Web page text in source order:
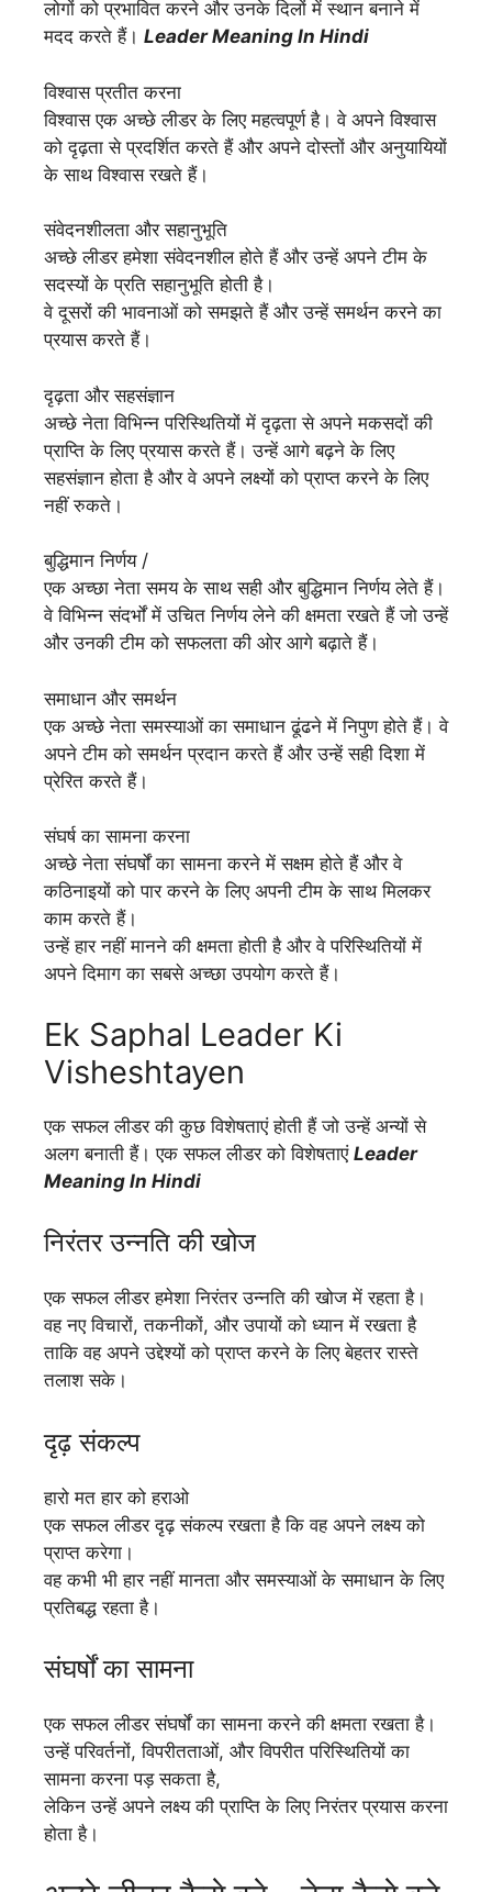
लोगों को प्रभावित करने और उनके दिलों में स्थान बनाने में
मदद करते हैं। Leader Meaning In Hindi
विश्वास प्रतीत करना
विश्वास एक अच्छे लीडर के लिए महत्वपूर्ण है। वे अपने विश्वास
को दृढ़ता से प्रदर्शित करते हैं और अपने दोस्तों और अनुयायियों
के साथ विश्वास रखते हैं।
संवेदनशीलता और सहानुभूति
अच्छे लीडर हमेशा संवेदनशील होते हैं और उन्हें अपने टीम के
सदस्यों के प्रति सहानुभूति होती है।
वे दूसरों की भावनाओं को समझते हैं और उन्हें समर्थन करने का
प्रयास करते हैं।
दृढ़ता और सहसंज्ञान
अच्छे नेता विभिन्न परिस्थितियों में दृढ़ता से अपने मकसदों की
प्राप्ति के लिए प्रयास करते हैं। उन्हें आगे बढ़ने के लिए
सहसंज्ञान होता है और वे अपने लक्ष्यों को प्राप्त करने के लिए
नहीं रुकते।
बुद्धिमान निर्णय /
एक अच्छा नेता समय के साथ सही और बुद्धिमान निर्णय लेते हैं।
वे विभिन्न संदर्भों में उचित निर्णय लेने की क्षमता रखते हैं जो उन्हें
और उनकी टीम को सफलता की ओर आगे बढ़ाते हैं।
समाधान और समर्थन
एक अच्छे नेता समस्याओं का समाधान ढूंढने में निपुण होते हैं। वे
अपने टीम को समर्थन प्रदान करते हैं और उन्हें सही दिशा में
प्रेरित करते हैं।
संघर्ष का सामना करना
अच्छे नेता संघर्षों का सामना करने में सक्षम होते हैं और वे
कठिनाइयों को पार करने के लिए अपनी टीम के साथ मिलकर
काम करते हैं।
उन्हें हार नहीं मानने की क्षमता होती है और वे परिस्थितियों में
अपने दिमाग का सबसे अच्छा उपयोग करते हैं।
Ek Saphal Leader Ki
Visheshtayen
एक सफल लीडर की कुछ विशेषताएं होती हैं जो उन्हें अन्यों से
अलग बनाती हैं। एक सफल लीडर को विशेषताएं Leader
Meaning In Hindi
निरंतर उन्नति की खोज
एक सफल लीडर हमेशा निरंतर उन्नति की खोज में रहता है।
वह नए विचारों, तकनीकों, और उपायों को ध्यान में रखता है
ताकि वह अपने उद्देश्यों को प्राप्त करने के लिए बेहतर रास्ते
तलाश सके।
दृढ़ संकल्प
हारो मत हार को हराओ
एक सफल लीडर दृढ़ संकल्प रखता है कि वह अपने लक्ष्य को
प्राप्त करेगा।
वह कभी भी हार नहीं मानता और समस्याओं के समाधान के लिए
प्रतिबद्ध रहता है।
संघर्षों का सामना
एक सफल लीडर संघर्षों का सामना करने की क्षमता रखता है।
उन्हें परिवर्तनों, विपरीतताओं, और विपरीत परिस्थितियों का
सामना करना पड़ सकता है,
लेकिन उन्हें अपने लक्ष्य की प्राप्ति के लिए निरंतर प्रयास करना
होता है।